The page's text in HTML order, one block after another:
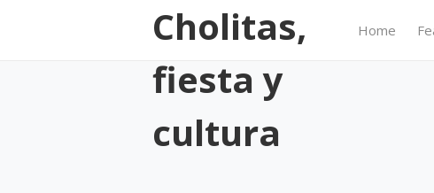
Cholitas,
fiesta y
cultura
Home